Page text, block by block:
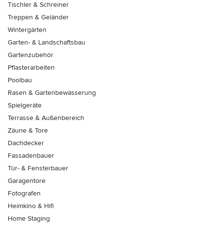
Tischler & Schreiner
Treppen & Geländer
Wintergärten
Garten- & Landschaftsbau
Gartenzubehör
Pflasterarbeiten
Poolbau
Rasen & Gartenbewässerung
Spielgeräte
Terrasse & Außenbereich
Zäune & Tore
Dachdecker
Fassadenbauer
Tür- & Fensterbauer
Garagentore
Fotografen
Heimkino & Hifi
Home Staging